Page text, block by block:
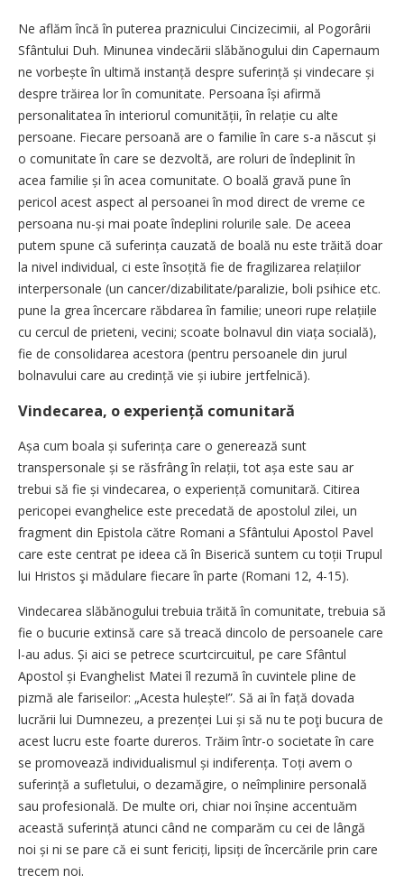
Ne aflăm încă în puterea praznicului Cincizecimii, al Pogorârii
Sfântului Duh. Minunea vindecării slăbănogului din Capernaum
ne vorbește în ultimă instanță despre suferință și vindecare și
despre trăirea lor în comunitate. Persoana își afirmă
personalitatea în interiorul comunității, în relație cu alte
persoane. Fiecare persoană are o familie în care s-a născut și
o comunitate în care se dezvoltă, are roluri de îndeplinit în
acea familie și în acea comunitate. O boală gravă pune în
pericol acest aspect al persoanei în mod direct de vreme ce
persoana nu-și mai poate îndeplini rolurile sale. De aceea
putem spune că suferința cauzată de boală nu este trăită doar
la nivel individual, ci este însoțită fie de fragilizarea relațiilor
interpersonale (un cancer/dizabilitate/paralizie, boli psihice etc.
pune la grea încercare răbdarea în familie; uneori rupe relațiile
cu cercul de prieteni, vecini; scoate bolnavul din viața socială),
fie de consolidarea acestora (pentru persoanele din jurul
bolnavului care au credință vie și iubire jertfelnică).
Vindecarea, o experiență comunitară
Așa cum boala și suferința care o generează sunt
transpersonale și se răsfrâng în relații, tot așa este sau ar
trebui să fie și vindecarea, o experiență comunitară. Citirea
pericopei evanghelice este precedată de apostolul zilei, un
fragment din Epistola către Romani a Sfântului Apostol Pavel
care este centrat pe ideea că în Biserică suntem cu toții Trupul
lui Hristos şi mădulare fiecare în parte (Romani 12, 4-15).
Vindecarea slăbănogului trebuia trăită în comunitate, trebuia să
fie o bucurie extinsă care să treacă dincolo de persoanele care
l-au adus. Și aici se petrece scurt­circuitul, pe care Sfântul
Apostol și Evanghelist Matei îl rezumă în cuvintele pline de
pizmă ale fariseilor: „Acesta hulește!”. Să ai în față dovada
lucrării lui Dumnezeu, a prezenței Lui și să nu te poţi bucura de
acest lucru este foarte dureros. Trăim într-o societate în care
se promovează individualismul și indiferența. Toți avem o
suferință a sufletului, o dezamăgire, o neîmplinire personală
sau profesională. De multe ori, chiar noi înșine accentuăm
această suferință atunci când ne comparăm cu cei de lângă
noi și ni se pare că ei sunt fericiți, lipsiți de încercările prin care
trecem noi.